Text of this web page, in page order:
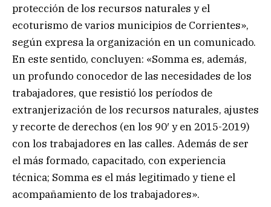
protección de los recursos naturales y el
ecoturismo de varios municipios de Corrientes»,
según expresa la organización en un comunicado.
En este sentido, concluyen: «Somma es, además,
un profundo conocedor de las necesidades de los
trabajadores, que resistió los períodos de
extranjerización de los recursos naturales, ajustes
y recorte de derechos (en los 90′ y en 2015-2019)
con los trabajadores en las calles. Además de ser
el más formado, capacitado, con experiencia
técnica; Somma es el más legitimado y tiene el
acompañamiento de los trabajadores».